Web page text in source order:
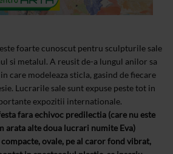
foarte cunoscut pentru sculpturile sale
si metalul. A reusit de-a lungul anilor sa
care modeleaza sticla, gasind de fiecare
Lucrarile sale sunt expuse peste tot in
expozitii internationale.
fara echivoc predilectia (care nu este
arata alte doua lucrari numite Eva)
ovale, pe al caror fond vibrat,